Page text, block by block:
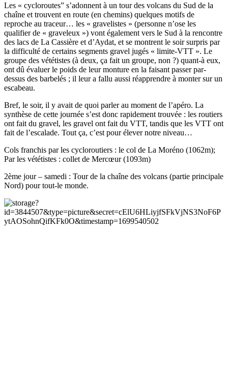
Les « cycloroutes” s’adonnent à un tour des volcans du Sud de la
chaîne et trouvent en route (en chemins) quelques motifs de
reproche au traceur… les « gravelistes » (personne n’ose les
qualifier de « graveleux ») vont également vers le Sud à la rencontre
des lacs de La Cassière et d’Aydat, et se montrent le soir surpris par
la difficulté de certains segments gravel jugés « limite-VTT ». Le
groupe des vététistes (à deux, ça fait un groupe, non ?) quant-à eux,
ont dû évaluer le poids de leur monture en la faisant passer par-
dessus des barbelés ; il leur a fallu aussi réapprendre à monter sur un
escabeau.
Bref, le soir, il y avait de quoi parler au moment de l’apéro. La
synthèse de cette journée s’est donc rapidement trouvée : les routiers
ont fait du gravel, les gravel ont fait du VTT, tandis que les VTT ont
fait de l’escalade. Tout ça, c’est pour élever notre niveau…
Cols franchis par les cycloroutiers : le col de La Moréno (1062m);
Par les vététistes : collet de Mercœur (1093m)
2ème jour – samedi : Tour de la chaîne des volcans (partie principale
Nord) pour tout-le monde.